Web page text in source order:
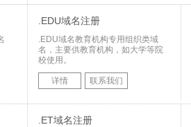
.EDU域名注册
.EDU域名教育机构专用组织类域
名，主要供教育机构，如大学等院
校使用。
详情 联系我们
.ET域名注册